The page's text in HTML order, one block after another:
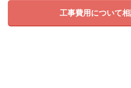
工事費用について